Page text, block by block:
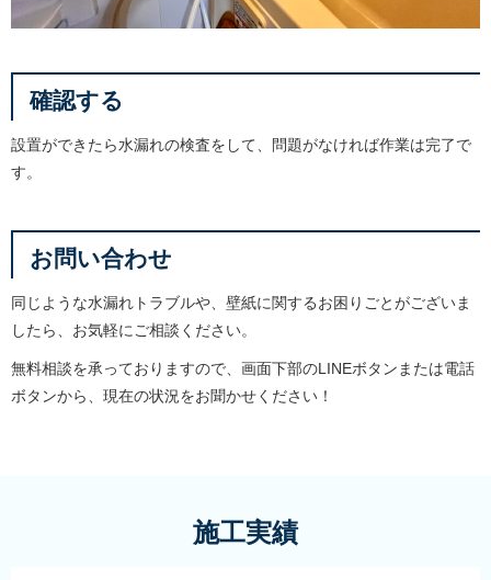
確認する
設置ができたら水漏れの検査をして、問題がなければ作業は完了で
す。
お問い合わせ
同じような水漏れトラブルや、壁紙に関するお困りごとがございま
したら、お気軽にご相談ください。
無料相談を承っておりますので、画面下部のLINEボタンまたは電話
ボタンから、現在の状況をお聞かせください！
施工実績